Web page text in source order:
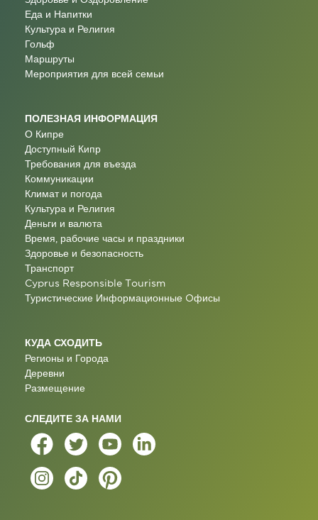
Еда и Напитки
Культура и Религия
Гольф
Маршруты
Мероприятия для всей семьи
ПОЛЕЗНАЯ ИНФОРМАЦИЯ
О Кипре
Доступный Кипр
Требования для въезда
Коммуникации
Климат и погода
Культура и Религия
Деньги и валюта
Время, рабочие часы и праздники
Здоровье и безопасность
Транспорт
Cyprus Responsible Tourism
Туристические Информационные Oфисы
КУДА СХОДИТЬ
Регионы и Города
Деревни
Размещение
СЛЕДИТЕ ЗА НАМИ